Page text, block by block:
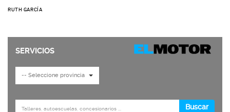
RUTH GARCÍA